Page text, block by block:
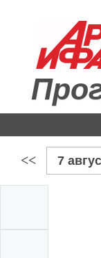
<< 7